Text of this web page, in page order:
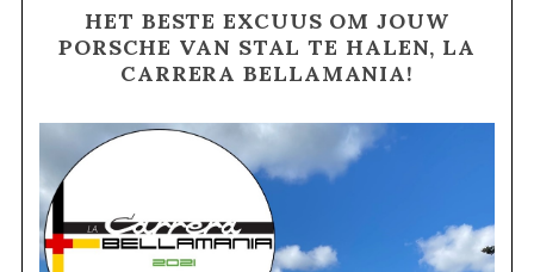
HET BESTE EXCUUS OM JOUW
PORSCHE VAN STAL TE HALEN, LA
CARRERA BELLAMANIA!